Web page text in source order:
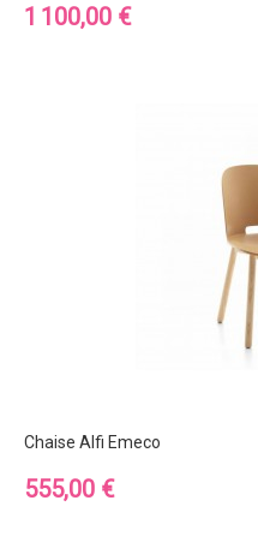
Prix
1 100,00 €
Chaise Alfi Emeco
Prix
555,00 €